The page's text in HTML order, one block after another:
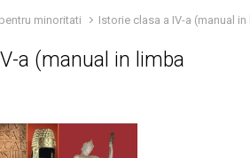
minoritati Istorie clasa a IV-a (manual
a (manual in limba